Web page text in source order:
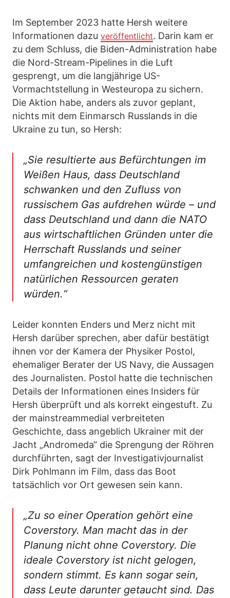
Im September 2023 hatte Hersh weitere
Informationen dazu veröffentlicht. Darin kam er
zu dem Schluss, die Biden-Administration habe
die Nord-Stream-Pipelines in die Luft
gesprengt, um die langjährige US-
Vormachtstellung in Westeuropa zu sichern.
Die Aktion habe, anders als zuvor geplant,
nichts mit dem Einmarsch Russlands in die
Ukraine zu tun, so Hersh:
„Sie resultierte aus Befürchtungen im
Weißen Haus, dass Deutschland
schwanken und den Zufluss von
russischem Gas aufdrehen würde – und
dass Deutschland und dann die NATO
aus wirtschaftlichen Gründen unter die
Herrschaft Russlands und seiner
umfangreichen und kostengünstigen
natürlichen Ressourcen geraten
würden.“
Leider konnten Enders und Merz nicht mit
Hersh darüber sprechen, aber dafür bestätigt
ihnen vor der Kamera der Physiker Postol,
ehemaliger Berater der US Navy, die Aussagen
des Journalisten. Postol hatte die technischen
Details der Informationen eines Insiders für
Hersh überprüft und als korrekt eingestuft. Zu
der mainstreammedial verbreiteten
Geschichte, dass angeblich Ukrainer mit der
Jacht „Andromeda“ die Sprengung der Röhren
durchführten, sagt der Investigativjournalist
Dirk Pohlmann im Film, dass das Boot
tatsächlich vor Ort gewesen sein kann.
„Zu so einer Operation gehört eine
Coverstory. Man macht das in der
Planung nicht ohne Coverstory. Die
ideale Coverstory ist nicht gelogen,
sondern stimmt. Es kann sogar sein,
dass Leute darunter getaucht sind. Das